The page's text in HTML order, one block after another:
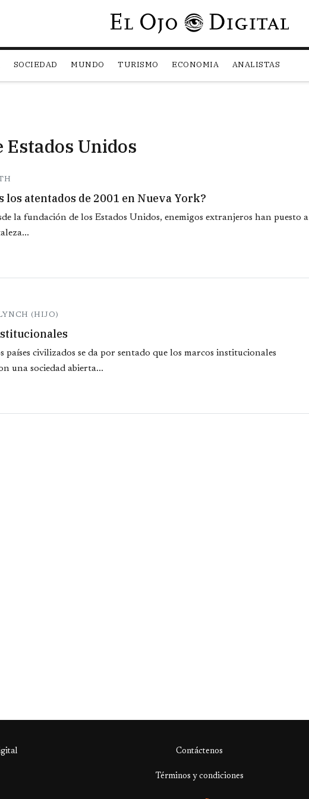
Pasar al contenido principal
SOCIEDAD MUNDO TURISMO ECONOMIA ANALISTAS
Estados Unidos
los atentados de 2001 en Nueva York?
la fundación de los Estados Unidos, enemigos extranjeros han puesto a
(HIJO)
países civilizados se da por sentado que los marcos institucionales
una sociedad abierta...
Contáctenos
Términos y condiciones